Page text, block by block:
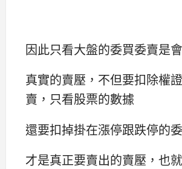
因此只看大盤的委買委賣是
真實的賣壓，不但要扣除權
賣，只看股票的數據
還要扣掉掛在漲停跟跌停的
才是真正要賣出的賣壓，也